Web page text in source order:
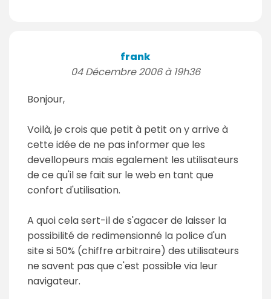
frank
04 Décembre 2006 à 19h36
Bonjour,
Voilà, je crois que petit à petit on y arrive à
cette idée de ne pas informer que les
devellopeurs mais egalement les utilisateurs
de ce qu'il se fait sur le web en tant que
confort d'utilisation.
A quoi cela sert-il de s'agacer de laisser la
possibilité de redimensionné la police d'un
site si 50% (chiffre arbitraire) des utilisateurs
ne savent pas que c'est possible via leur
navigateur.